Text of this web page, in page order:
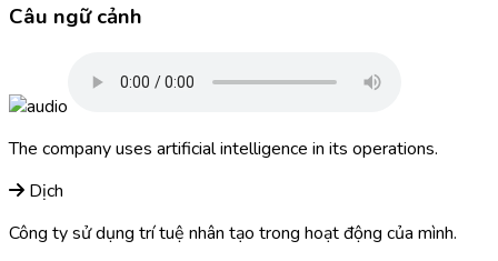
Câu ngữ cảnh
The company uses artificial intelligence in its operations.
Dịch
Công ty sử dụng trí tuệ nhân tạo trong hoạt động của mình.